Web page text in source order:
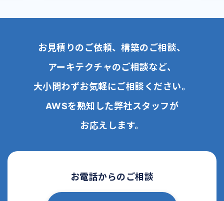
お見積りのご依頼、構築のご相談、
アーキテクチャのご相談など、
大小問わずお気軽にご相談ください。
AWSを熟知した弊社スタッフが
お応えします。
お電話からのご相談